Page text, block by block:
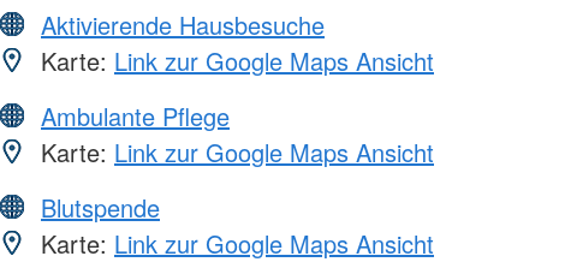
Aktivierende Hausbesuche
Karte: Link zur Google Maps Ansicht
Ambulante Pflege
Karte: Link zur Google Maps Ansicht
Blutspende
Karte: Link zur Google Maps Ansicht